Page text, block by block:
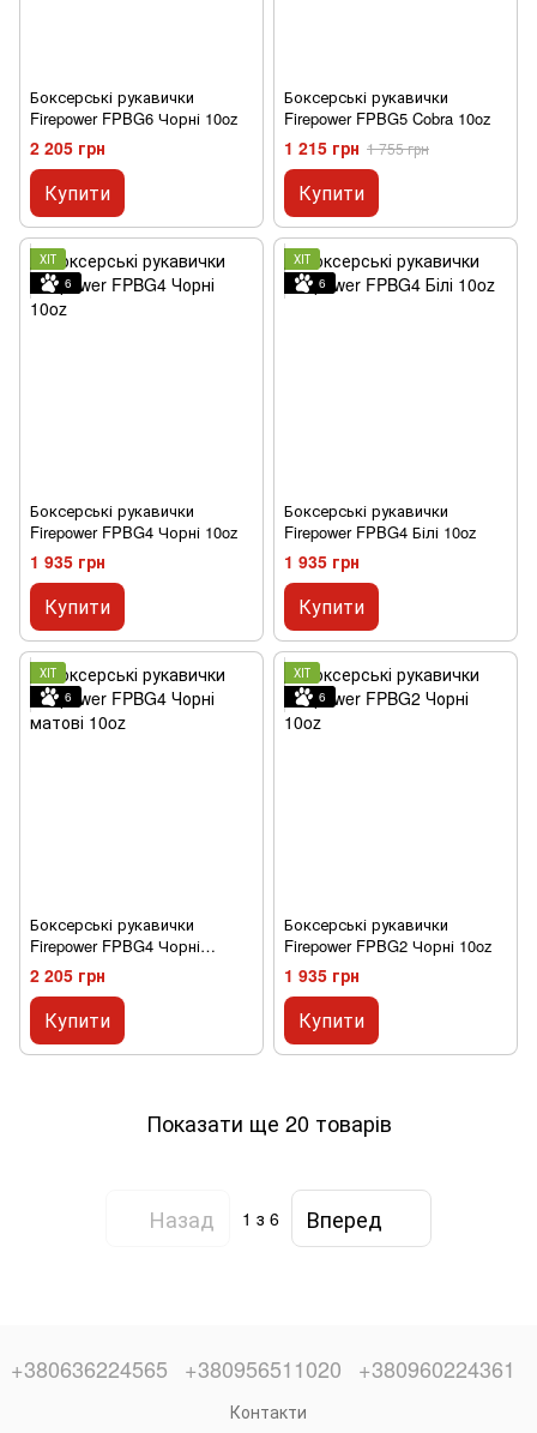
Боксерські рукавички
Firepower FPBG6 Чорні 10oz
2 205 грн
Купити
Боксерські рукавички
Firepower FPBG5 Cobra 10oz
1 215 грн 1 755 грн
Купити
ХІТ
6
Боксерські рукавички
Firepower FPBG4 Чорні 10oz
1 935 грн
Купити
ХІТ
6
Боксерські рукавички
Firepower FPBG4 Білі 10oz
1 935 грн
Купити
ХІТ
6
Боксерські рукавички
Firepower FPBG4 Чорні
матові 10oz
2 205 грн
Купити
ХІТ
6
Боксерські рукавички
Firepower FPBG2 Чорні 10oz
1 935 грн
Купити
Показати ще 20 товарів
Назад 1 з 6 Вперед
+380636224565 +380956511020 +380960224361
Контакти